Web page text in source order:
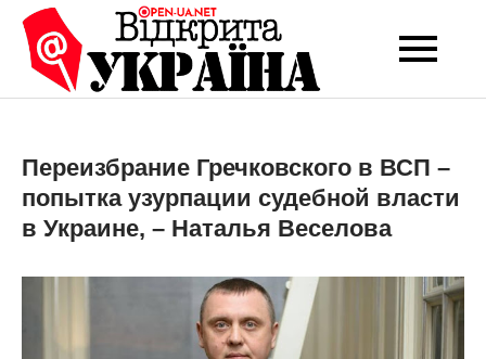
Перейти
вмісту
Open-UA
NET
Це ваше надійне
експертних думок
Переизбрание Гречковского в ВСП –
попытка узурпации судебной власти
в Украине, – Наталья Веселова